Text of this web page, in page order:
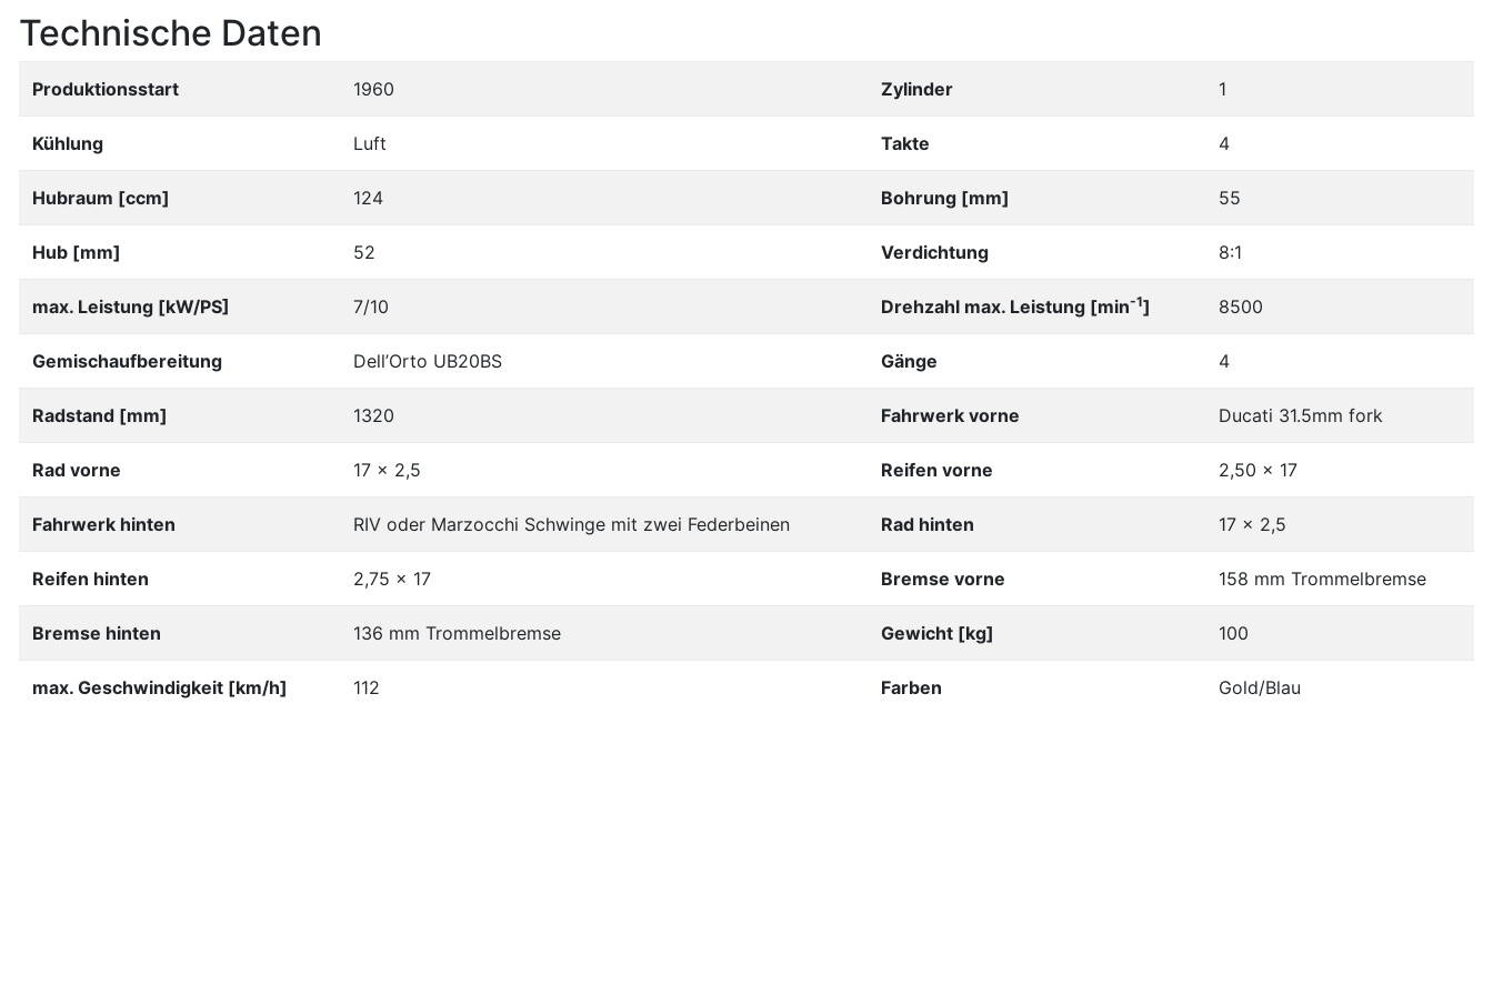
Technische Daten
Produktionsstart 1960 Zylinder 1
Kühlung Luft Takte 4
Hubraum [ccm] 124 Bohrung [mm] 55
Hub [mm] 52 Verdichtung 8:1
max. Leistung [kW/PS] 7/10 Drehzahl max. Leistung [min-1] 8500
Gemischaufbereitung Dell’Orto UB20BS Gänge 4
Radstand [mm] 1320 Fahrwerk vorne Ducati 31.5mm fork
Rad vorne 17 x 2,5 Reifen vorne 2,50 x 17
Fahrwerk hinten RIV oder Marzocchi Schwinge mit zwei Federbeinen Rad hinten 17 x 2,5
Reifen hinten 2,75 x 17 Bremse vorne 158 mm Trommelbremse
Bremse hinten 136 mm Trommelbremse Gewicht [kg] 100
max. Geschwindigkeit [km/h] 112 Farben Gold/Blau